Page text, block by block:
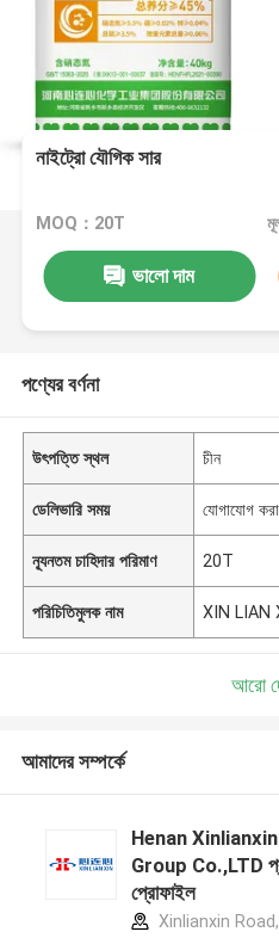
নাইট্রো যৌগিক সার
MOQ：20T
ভালো দাম
পণ্যের বর্ণনা
উৎপত্তি স্থল চীন
ডেলিভারি সময় যোগাযোগ করা
ন্যূনতম চাহিদার পরিমাণ 20T
পরিচিতিমুলক নাম XIN LIAN
আরো
আমাদের সম্পর্কে
Henan
Group Co.,LTD
প্রোফাইল
Xinlianxin